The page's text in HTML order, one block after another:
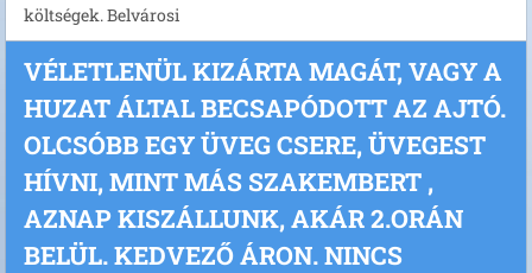
költségek. Belvárosi
VÉLETLENÜL KIZÁRTA MAGÁT, VAGY A
HUZAT ÁLTAL BECSAPÓDOTT AZ AJTÓ.
OLCSÓBB EGY ÜVEG CSERE, ÜVEGEST
HÍVNI, MINT MÁS SZAKEMBERT ,
AZNAP KISZÁLLUNK, AKÁR 2.ORÁN
BELÜL. KEDVEZŐ ÁRON. NINCS